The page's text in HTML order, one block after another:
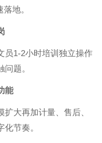
地。
员1-2小时培训独立操作
题。
能
大再加计量、售后、
节奏。